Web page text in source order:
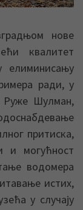
нове
квалитет
елиминисању
ради, у
Руже Шулман,
притиска,
и могућност
водомера
истих,
у случају